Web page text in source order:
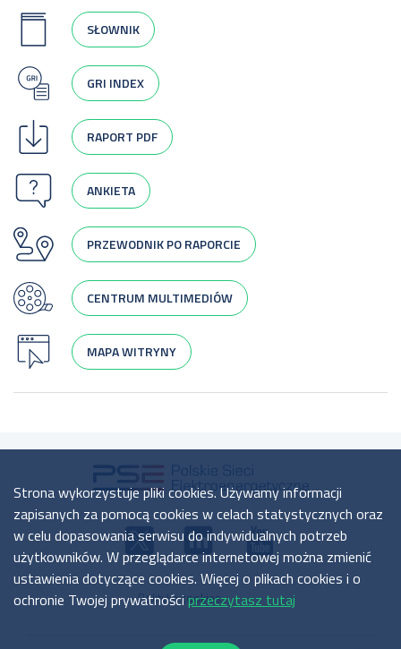
SŁOWNIK
GRI INDEX
RAPORT PDF
ANKIETA
PRZEWODNIK PO RAPORCIE
CENTRUM MULTIMEDIÓW
MAPA WITRYNY
Polityka cookies
Strona wykorzystuje pliki cookies. Używamy informacji
zapisanych za pomocą cookies w celach statystycznych oraz
w celu dopasowania serwisu do indywidualnych potrzeb
użytkowników. W przeglądarce internetowej można zmienić
ustawienia dotyczące cookies. Więcej o plikach cookies i o
ochronie Twojej prywatnościprzeczytasz tutaj